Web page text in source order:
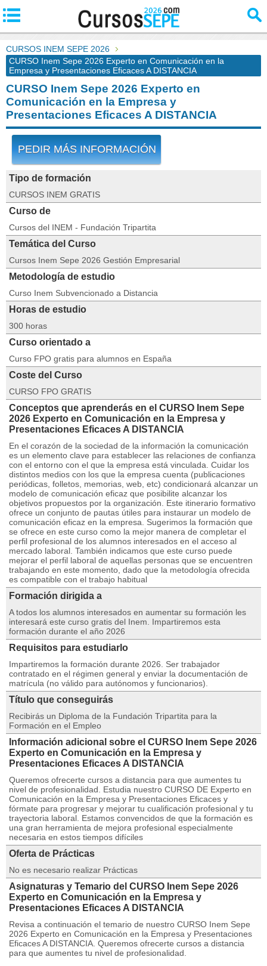
CURSOS INEM SEPE 2026
CURSO Inem Sepe 2026 Experto en Comunicación en la
Empresa y Presentaciones Eficaces A DISTANCIA
CURSO Inem Sepe 2026 Experto en
Comunicación en la Empresa y
Presentaciones Eficaces A DISTANCIA
PEDIR MÁS INFORMACIÓN
Tipo de formación
CURSOS INEM GRATIS
Curso de
Cursos del INEM - Fundación Tripartita
Temática del Curso
Cursos Inem Sepe 2026 Gestión Empresarial
Metodología de estudio
Curso Inem Subvencionado a Distancia
Horas de estudio
300 horas
Curso orientado a
Curso FPO gratis para alumnos en España
Coste del Curso
CURSO FPO GRATIS
Conceptos que aprenderás en el CURSO Inem Sepe
2026 Experto en Comunicación en la Empresa y
Presentaciones Eficaces A DISTANCIA
En el corazón de la sociedad de la información la comunicación
es un elemento clave para establecer las relaciones de confianza
con el entorno con el que la empresa está vinculada. Cuidar los
distintos medios con los que la empresa cuenta (publicaciones
periódicas, folletos, memorias, web, etc) condicionará alcanzar un
modelo de comunicación eficaz que posibilite alcanzar los
objetivos propuestos por la organización. Este itinerario formativo
ofrece un conjunto de pautas útiles para instaurar un modelo de
comunicación eficaz en la empresa. Sugerimos la formación que
se ofrece en este curso como la mejor manera de completar el
perfil profesional de los alumnos interesados en el acceso al
mercado laboral. También indicamos que este curso puede
mejorar el perfil laboral de aquellas personas que se encuentren
trabajando en este momento, dado que la metodología ofrecida
es compatible con el trabajo habitual
Formación dirigida a
A todos los alumnos interesados en aumentar su formación les
interesará este curso gratis del Inem. Impartiremos esta
formación durante el año 2026
Requisitos para estudiarlo
Impartiremos la formación durante 2026. Ser trabajador
contratado en el régimen general y enviar la documentación de
matrícula (no válido para autónomos y funcionarios).
Título que conseguirás
Recibirás un Diploma de la Fundación Tripartita para la
Formación en el Empleo
Información adicional sobre el CURSO Inem Sepe 2026
Experto en Comunicación en la Empresa y
Presentaciones Eficaces A DISTANCIA
Queremos ofrecerte cursos a distancia para que aumentes tu
nivel de profesionalidad. Estudia nuestro CURSO DE Experto en
Comunicación en la Empresa y Presentaciones Eficaces y
fórmate para progresar y mejorar tu cualificación profesional y tu
trayectoria laboral. Estamos convencidos de que la formación es
una gran herramienta de mejora profesional especialmente
necesaria en estos tiempos difíciles
Oferta de Prácticas
No es necesario realizar Prácticas
Asignaturas y Temario del CURSO Inem Sepe 2026
Experto en Comunicación en la Empresa y
Presentaciones Eficaces A DISTANCIA
Revisa a continuación el temario de nuestro CURSO Inem Sepe
2026 Experto en Comunicación en la Empresa y Presentaciones
Eficaces A DISTANCIA. Queremos ofrecerte cursos a distancia
para que aumentes tu nivel de profesionalidad.